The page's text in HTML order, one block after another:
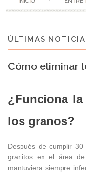
Cómo eliminar
¿Funciona
los granos?
Después de cumplir
granitos en el área
mantuviera siempre